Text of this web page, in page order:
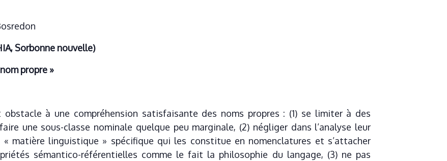
Sorbonne nouvelle)
propre »
à une compréhension satisfaisante des noms propres : (1) se limiter à des
une sous-classe nominale quelque peu marginale, (2) négliger dans l’analyse leur
matière linguistique » spécifique qui les constitue en nomenclatures et s’attacher
sémantico-référentielles comme le fait la philosophie du langage, (3) ne pas